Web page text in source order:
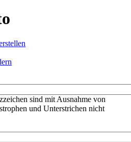
sind mit Ausnahme von
und Unterstrichen nicht